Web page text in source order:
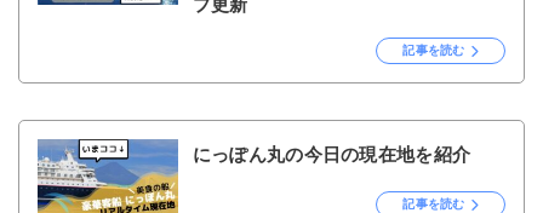
プ更新
記事を読む
にっぽん丸の今日の現在地を紹介
記事を読む